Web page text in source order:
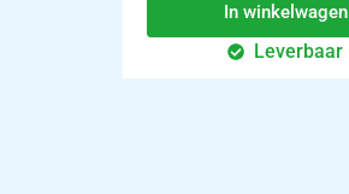
In winkelwagen
Leverbaar